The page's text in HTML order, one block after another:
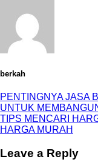
berkah
PENTINGNYA JASA
UNTUK
TIPS MENCARI
HARGA MURAH
Leave a Reply